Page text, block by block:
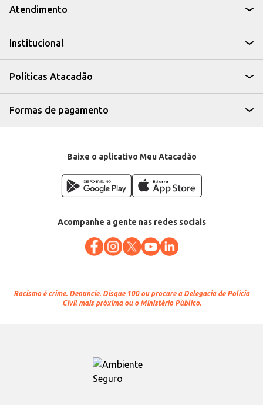
completa.
A Colher de Arroz Inox Simonaggio Aruba é uma escolha prática e funcional
Atendimento
Institucional
Políticas Atacadão
Formas de pagamento
Baixe o aplicativo Meu Atacadão
Acompanhe a gente nas redes sociais
Racismo é crime. Denuncie. Disque 100 ou procure a Delegacia de Polícia
Civil mais próxima ou o Ministério Público.